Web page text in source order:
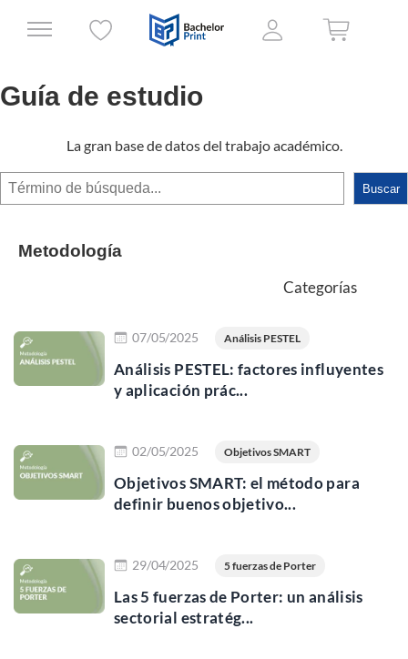
Guía de estudio
La gran base de datos del trabajo académico.
Buscar Buscar
Metodología
Categorías
07/05/2025 Análisis PESTEL
Análisis PESTEL: factores influyentes
y aplicación prác...
02/05/2025 Objetivos SMART
Objetivos SMART: el método para
definir buenos objetivo...
29/04/2025 5 fuerzas de Porter
Las 5 fuerzas de Porter: un análisis
sectorial estratég...